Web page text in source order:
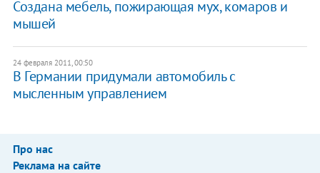
Создана мебель, пожирающая мух, комаров и
мышей
24 февраля 2011, 00:50
В Германии придумали автомобиль с
мысленным управлением
Про нас
Реклама на сайте